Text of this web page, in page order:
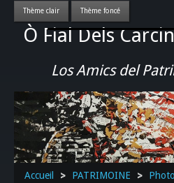
Ò Fial Dels
Los Amics del
Accueil
LES QUERCYNOIS &
PATRIMOINE
GASTRONOMIE
ACTUALITE-
Accueil > PATRIMOINE >